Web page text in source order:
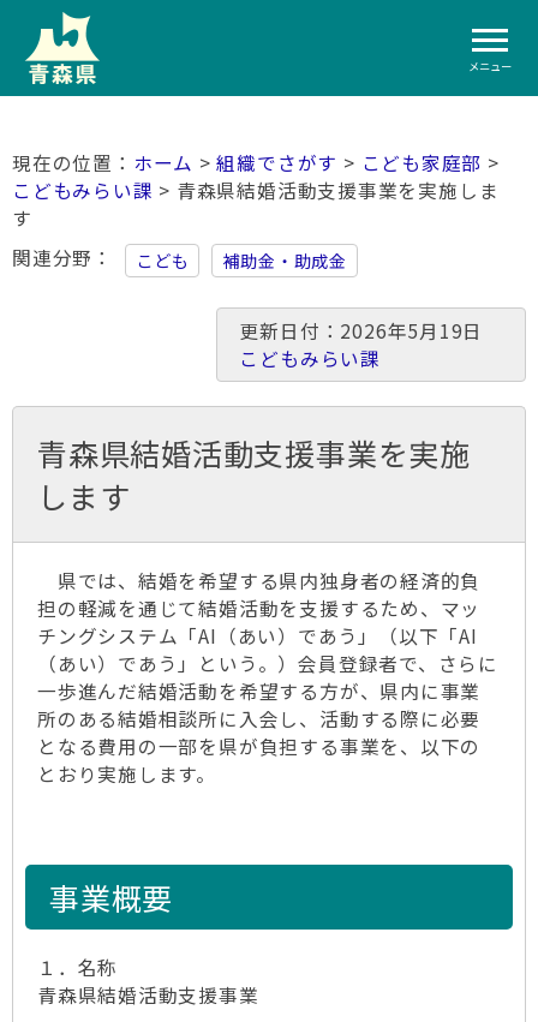
メニュー
ホーム >組織でさがす > こども家庭部 >
こどもみらい課 > 青森県結婚活動支援事業を実施しま
す
関連分野
こども 補助金・助成金
更新日付：2026年5月19日
こどもみらい課
青森県結婚活動支援事業を実施
します
県では、結婚を希望する県内独身者の経済的負
担の軽減を通じて結婚活動を支援するため、マッ
チングシステム「AI（あい）であう」（以下「AI
（あい）であう」という。）会員登録者で、さらに
一歩進んだ結婚活動を希望する方が、県内に事業
所のある結婚相談所に入会し、活動する際に必要
となる費用の一部を県が負担する事業を、以下の
とおり実施します。
事業概要
１．名称
青森県結婚活動支援事業